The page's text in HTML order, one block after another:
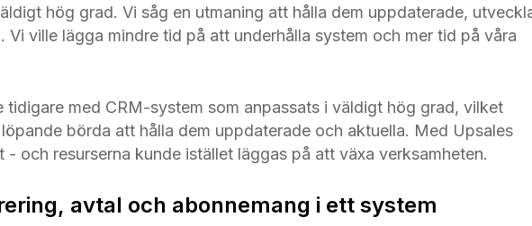
hög grad. Vi såg en utmaning att hålla dem uppdaterade,
Vi ville lägga mindre tid på att underhålla system och mer tid på våra
tidigare med CRM-system som anpassats i väldigt hög grad, vilket
börda att hålla dem uppdaterade och aktuella. Med Upsales
- och resurserna kunde istället läggas på att växa verksamheten.
avtal och abonnemang i ett system